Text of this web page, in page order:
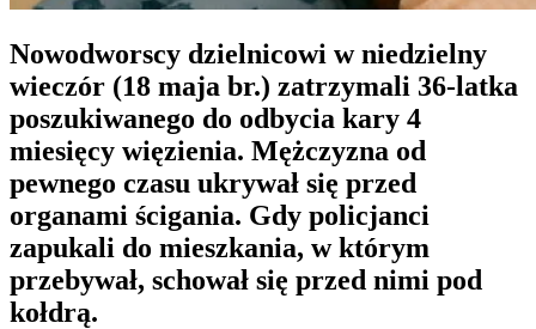
Nowodworscy dzielnicowi w niedzielny
wieczór (18 maja br.) zatrzymali 36-latka
poszukiwanego do odbycia kary 4
miesięcy więzienia. Mężczyzna od
pewnego czasu ukrywał się przed
organami ścigania. Gdy policjanci
zapukali do mieszkania, w którym
przebywał, schował się przed nimi pod
kołdrą.